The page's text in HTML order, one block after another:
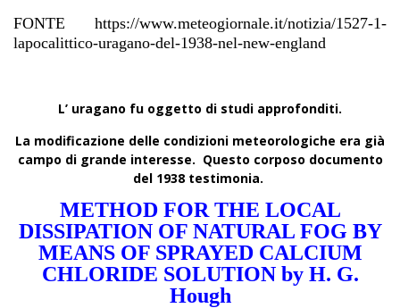
FONTE https://www.meteogiornale.it/notizia/1527-1-
lapocalittico-uragano-del-1938-nel-new-england
L’ uragano fu oggetto di studi approfonditi.
La modificazione delle condizioni meteorologiche era già
campo di grande interesse. Questo corposo documento
del 1938 testimonia.
METHOD FOR THE LOCAL
DISSIPATION OF NATURAL FOG BY
MEANS OF SPRAYED CALCIUM
CHLORIDE SOLUTION by H. G.
Hough